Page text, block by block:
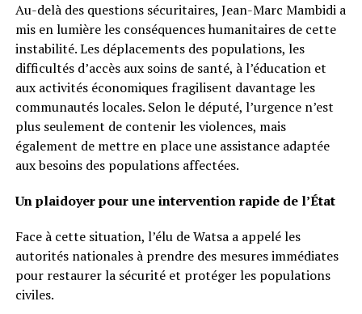
Au-delà des questions sécuritaires, Jean-Marc Mambidi a
mis en lumière les conséquences humanitaires de cette
instabilité. Les déplacements des populations, les
difficultés d’accès aux soins de santé, à l’éducation et
aux activités économiques fragilisent davantage les
communautés locales. Selon le député, l’urgence n’est
plus seulement de contenir les violences, mais
également de mettre en place une assistance adaptée
aux besoins des populations affectées.
Un plaidoyer pour une intervention rapide de l’État
Face à cette situation, l’élu de Watsa a appelé les
autorités nationales à prendre des mesures immédiates
pour restaurer la sécurité et protéger les populations
civiles.